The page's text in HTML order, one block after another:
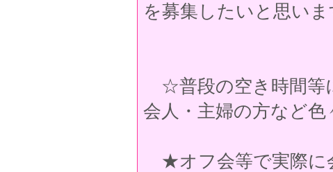
を募集したいと思いま
☆普段の空き時間等
会人・主婦の方など色
★オフ会等で実際に